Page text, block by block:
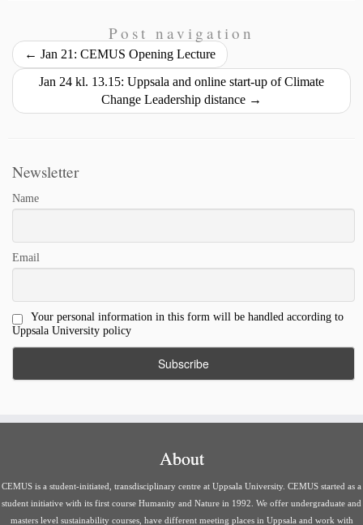
i
n
b
o
o
e
d
I
n
s
k
y
e
Post navigation
← Jan 21: CEMUS Opening Lecture
Jan 24 kl. 13.15: Uppsala and online start-up of Climate
Change Leadership distance →
Newsletter
Name
Email
Your personal information in this form will be handled according to
Uppsala University policy
About
CEMUS is a student-initiated, transdisciplinary centre at Uppsala University. CEMUS started as a
student initiative with its first course Humanity and Nature in 1992. We offer undergraduate and
masters level sustainability courses, have different meeting places in Uppsala and work with